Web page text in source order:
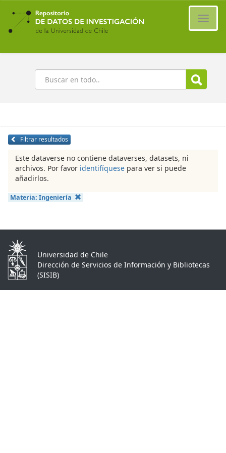
Ir
contenido
principal
Buscar
Filtrar resultados
Este dataverse no contiene dataverses, datasets, ni
archivos. Por favor identifíquese para ver si puede
añadirlos.
Materia: Ingeniería
Universidad de Chile
Dirección de Servicios de Información y Bibliotecas
(SISIB)